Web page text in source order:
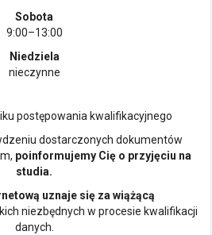
Sobota
9:00–13:00
Niedziela
nieczynne
postępowania kwalifikacyjnego
dostarczonych dokumentów
poinformujemy Cię o przyjęciu na
studia.
uznaje się za wiążącą
niezbędnych w procesie kwalifikacji
danych.